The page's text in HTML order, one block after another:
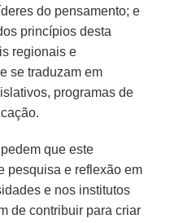
do pensamento; e
princípios desta
regionais e
se traduzam em
programas de
pedem que este
pesquisa e reflexão em
e nos institutos
de contribuir para criar